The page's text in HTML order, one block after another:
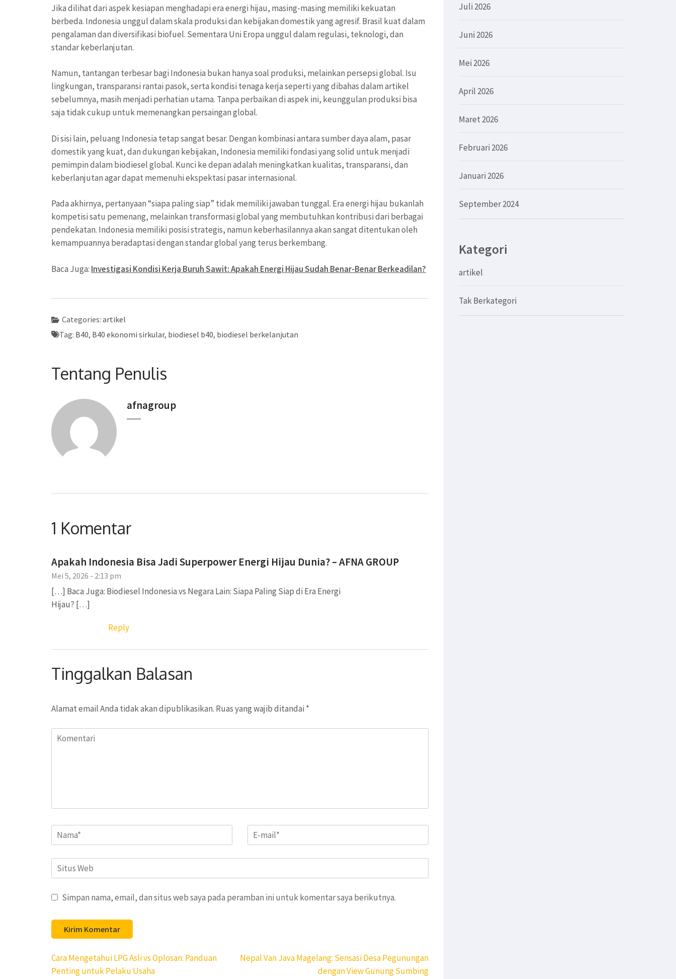
Jika dilihat dari aspek kesiapan menghadapi era energi hijau, masing-masing memiliki kekuatan
berbeda. Indonesia unggul dalam skala produksi dan kebijakan domestik yang agresif. Brasil kuat dalam
pengalaman dan diversifikasi biofuel. Sementara Uni Eropa unggul dalam regulasi, teknologi, dan
standar keberlanjutan.
Namun, tantangan terbesar bagi Indonesia bukan hanya soal produksi, melainkan persepsi global. Isu
lingkungan, transparansi rantai pasok, serta kondisi tenaga kerja seperti yang dibahas dalam artikel
sebelumnya, masih menjadi perhatian utama. Tanpa perbaikan di aspek ini, keunggulan produksi bisa
saja tidak cukup untuk memenangkan persaingan global.
Di sisi lain, peluang Indonesia tetap sangat besar. Dengan kombinasi antara sumber daya alam, pasar
domestik yang kuat, dan dukungan kebijakan, Indonesia memiliki fondasi yang solid untuk menjadi
pemimpin dalam biodiesel global. Kunci ke depan adalah meningkatkan kualitas, transparansi, dan
keberlanjutan agar dapat memenuhi ekspektasi pasar internasional.
Pada akhirnya, pertanyaan “siapa paling siap” tidak memiliki jawaban tunggal. Era energi hijau bukanlah
kompetisi satu pemenang, melainkan transformasi global yang membutuhkan kontribusi dari berbagai
pendekatan. Indonesia memiliki posisi strategis, namun keberhasilannya akan sangat ditentukan oleh
kemampuannya beradaptasi dengan standar global yang terus berkembang.
Baca Juga: Investigasi Kondisi Kerja Buruh Sawit: Apakah Energi Hijau Sudah Benar-Benar Berkeadilan?
Categories: artikel
Tag: B40, B40 ekonomi sirkular, biodiesel b40, biodiesel berkelanjutan
Tentang Penulis
afnagroup
1 Komentar
Apakah Indonesia Bisa Jadi Superpower Energi Hijau Dunia? – AFNA GROUP
Mei 5, 2026 - 2:13 pm
[…] Baca Juga: Biodiesel Indonesia vs Negara Lain: Siapa Paling Siap di Era Energi
Hijau? […]
Reply
Tinggalkan Balasan
Alamat email Anda tidak akan dipublikasikan. Ruas yang wajib ditandai *
Komentari
Name* Email*
Situs
Web
Simpan nama, email, dan situs web saya pada peramban ini untuk komentar saya berikutnya.
Navigasi
pos
Cara Mengetahui LPG Asli vs Oplosan: Panduan
Penting untuk Pelaku Usaha
Nepal Van Java Magelang: Sensasi Desa Pegunungan
dengan View Gunung Sumbing
Juli 2026
Juni 2026
Mei 2026
April 2026
Maret 2026
Februari 2026
Januari 2026
September 2024
Kategori
artikel
Tak Berkategori